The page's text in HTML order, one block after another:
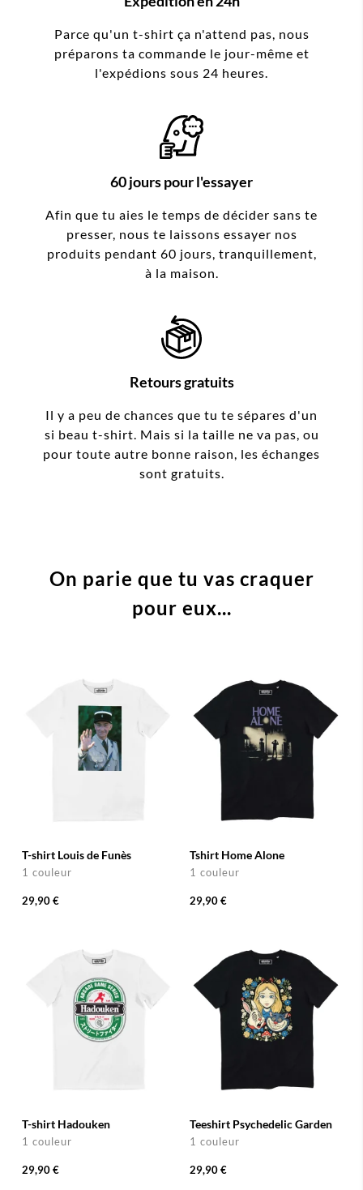
Parce qu'un t-shirt ça n'attend pas, nous
préparons ta commande le jour-même et
l'expédions sous 24 heures.
60 jours pour l'essayer
Afin que tu aies le temps de décider sans te
presser, nous te laissons essayer nos
produits pendant 60 jours, tranquillement,
à la maison.
Retours gratuits
Il y a peu de chances que tu te sépares d'un
si beau t-shirt. Mais si la taille ne va pas, ou
pour toute autre bonne raison, les échanges
sont gratuits.
On parie que tu vas craquer
pour eux...
T-shirt Louis de Funès
1 couleur
29,90 €
Tshirt Home Alone
1 couleur
29,90 €
T-shirt Hadouken
1 couleur
29,90 €
Teeshirt Psychedelic Garden
1 couleur
29,90 €